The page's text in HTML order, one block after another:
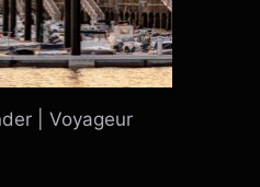
| Voyageur